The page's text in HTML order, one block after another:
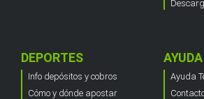
DEPORTES
Info depósitos y cobros
Cómo y dónde apostar
AYUDA
Ayuda